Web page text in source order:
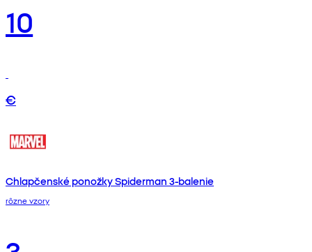
10
€
Chlapčenské ponožky Spiderman 3-balenie
rôzne vzory